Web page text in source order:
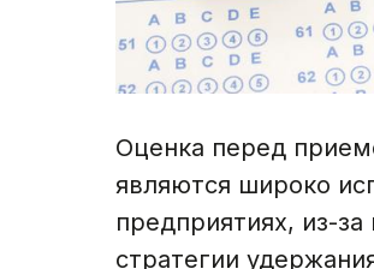
Оценка перед
являются широко
предприятиях, из-
стратегии